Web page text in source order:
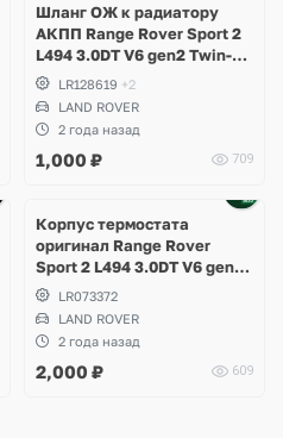
Шланг ОЖ к радиатору
АКПП Range Rover Sport 2
L494 3.0DT V6 gen2 Twin-
turboLR128619 +2
LAND ROVER
2 года назад
1,000 ₽ 709
Корпус термостата
оригинал Range Rover
Sport 2 L494 3.0DT V6 gen2
Twin-turbo
LR073372
LAND ROVER
2 года назад
2,000 ₽ 609